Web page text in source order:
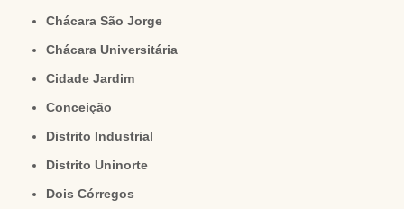
Chácara São Jorge
Chácara Universitária
Cidade Jardim
Conceição
Distrito Industrial
Distrito Uninorte
Dois Córregos